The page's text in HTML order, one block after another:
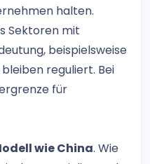
halten.
Sektoren mit
beispielsweise
reguliert. Bei
für
wie China. Wie